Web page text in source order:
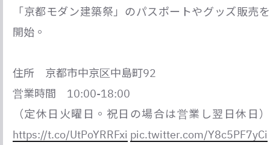
「京都モダン建築祭」のパスポートやグッズ販売を
開始。
住所 京都市中京区中島町92
営業時間 10:00-18:00
（定休日火曜日。祝日の場合は営業し翌日休日）
https://t.co/UtPoYRRFxi pic.twitter.com/Y8c5PF7yCi